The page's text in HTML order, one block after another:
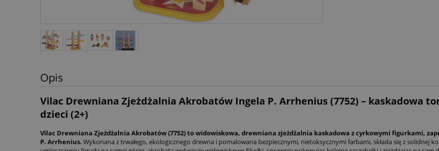
Opis
Vilac Drewniana Zjeżdżalnia Akrobatów Ingela P. Arrhenius (7752) – kaskadowa
dzieci (2+)
Vilac Drewniana Zjeżdżalnia Akrobatów (7752) to widowiskowa, drewniana zjeżdżalnia kaskadowa z cyrkowymi figurkami,
P. Arrhenius. Wykonana z trwałego, ekologicznego drewna i pomalowana bezpiecznymi, nietoksycznymi farbami, składa się z solidnej